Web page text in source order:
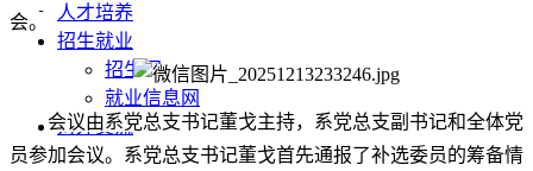
人才培养
招生就业
招生网
就业信息网
对外交流
科学研究
会。
会议由系党总支书记董戈主持，系党总支副书记和全体党
员参加会议。系党总支书记董戈首先通报了补选委员的筹备情